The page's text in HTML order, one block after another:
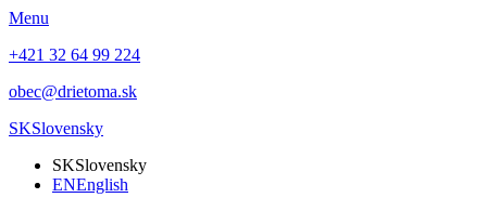
Menu
+421 32 64 99 224
obec@drietoma.sk
SKSlovensky
SKSlovensky
ENEnglish